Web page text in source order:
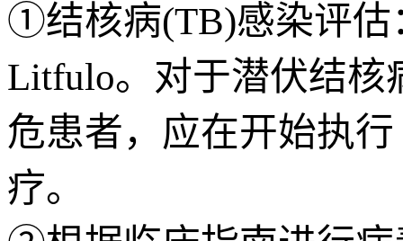
①结核病(TB)感染评估
Litfulo。对于潜伏结核
危患者，应在开始执
疗。